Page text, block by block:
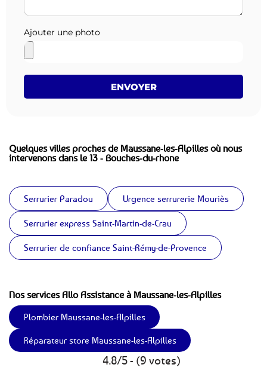
Ajouter une photo
ENVOYER
Quelques villes proches de Maussane-les-Alpilles où nous
intervenons dans le 13 - Bouches-du-rhone
Serrurier Paradou Urgence serrurerie Mouriès
Serrurier express Saint-Martin-de-Crau
Serrurier de confiance Saint-Rémy-de-Provence
Nos services Allo Assistance à Maussane-les-Alpilles
Plombier Maussane-les-Alpilles
Réparateur store Maussane-les-Alpilles
4.8/5 - (9 votes)